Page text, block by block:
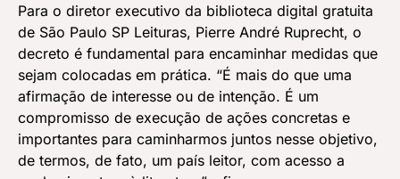
Para o diretor executivo da biblioteca digital gratuita
de São Paulo SP Leituras, Pierre André Ruprecht, o
decreto é fundamental para encaminhar medidas que
sejam colocadas em prática. “É mais do que uma
afirmação de interesse ou de intenção. É um
compromisso de execução de ações concretas e
importantes para caminharmos juntos nesse objetivo,
de termos, de fato, um país leitor, com acesso a